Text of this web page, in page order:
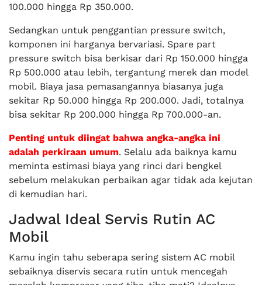
100.000 hingga Rp 350.000.
Sedangkan untuk penggantian pressure switch,
komponen ini harganya bervariasi. Spare part
pressure switch bisa berkisar dari Rp 150.000 hingga
Rp 500.000 atau lebih, tergantung merek dan model
mobil. Biaya jasa pemasangannya biasanya juga
sekitar Rp 50.000 hingga Rp 200.000. Jadi, totalnya
bisa sekitar Rp 200.000 hingga Rp 700.000-an.
Penting untuk diingat bahwa angka-angka ini
adalah perkiraan umum. Selalu ada baiknya kamu
meminta estimasi biaya yang rinci dari bengkel
sebelum melakukan perbaikan agar tidak ada kejutan
di kemudian hari.
Jadwal Ideal Servis Rutin AC
Mobil
Kamu ingin tahu seberapa sering sistem AC mobil
sebaiknya diservis secara rutin untuk mencegah